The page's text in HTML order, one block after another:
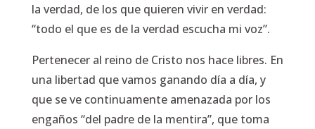
la verdad, de los que quieren vivir en verdad:
“todo el que es de la verdad escucha mi voz”.
Pertenecer al reino de Cristo nos hace libres. En
una libertad que vamos ganando día a día, y
que se ve continuamente amenazada por los
engaños “del padre de la mentira”, que toma